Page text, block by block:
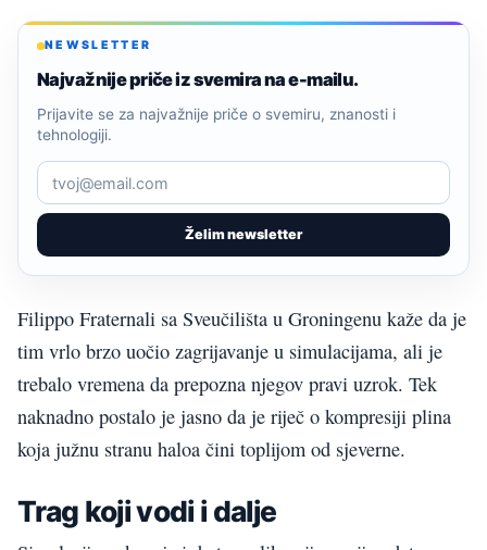
NEWSLETTER
Najvažnije priče iz svemira na e-mailu.
Želim newsletter
Prijavite se za najvažnije priče o svemiru, znanosti i
tehnologiji.
Filippo Fraternali sa Sveučilišta u Groningenu kaže da je
tim vrlo brzo uočio zagrijavanje u simulacijama, ali je
trebalo vremena da prepozna njegov pravi uzrok. Tek
naknadno postalo je jasno da je riječ o kompresiji plina
koja južnu stranu haloa čini toplijom od sjeverne.
Trag koji vodi i dalje